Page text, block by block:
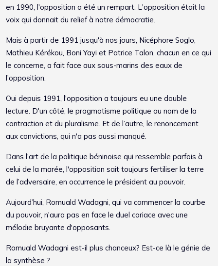
en 1990, l'opposition a été un rempart. L'opposition était la
voix qui donnait du relief à notre démocratie.
Mais à partir de 1991 jusqu'à nos jours, Nicéphore Soglo,
Mathieu Kérékou, Boni Yayi et Patrice Talon, chacun en ce qui
le concerne, a fait face aux sous-marins des eaux de
l'opposition.
Oui depuis 1991, l'opposition a toujours eu une double
lecture. D'un côté, le pragmatisme politique au nom de la
contraction et du pluralisme. Et de l’autre, le renoncement
aux convictions, qui n'a pas aussi manqué.
Dans l'art de la politique béninoise qui ressemble parfois à
celui de la marée, l'opposition sait toujours fertiliser la terre
de l’adversaire, en occurrence le président au pouvoir.
Aujourd’hui, Romuald Wadagni, qui va commencer la courbe
du pouvoir, n'aura pas en face le duel coriace avec une
mélodie bruyante d'opposants.
Romuald Wadagni est-il plus chanceux? Est-ce là le génie de
la synthèse ?